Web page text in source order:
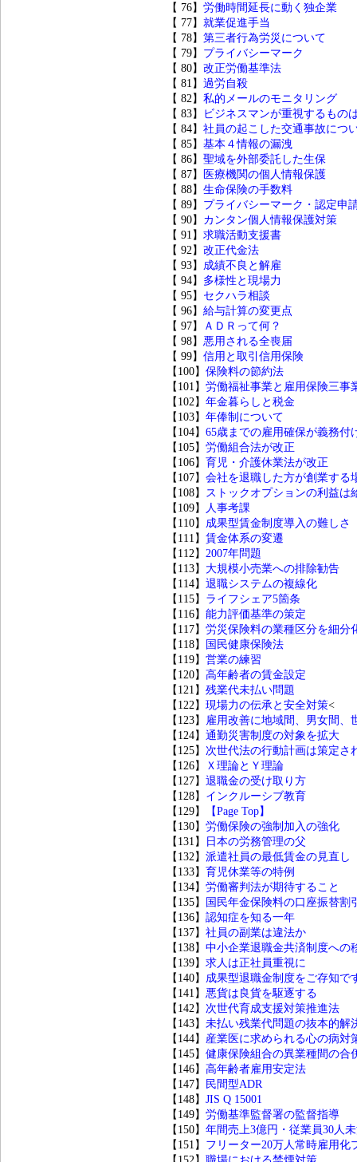
【 76】 労働時間延長に動く独企業
【 77】 就業促進手当
【 78】 第三者行為労災について
【 79】 プライバシーマーク
【 80】 改正労働基準法
【 81】 過労自殺
【 82】 私的メールのモニタリング
【 83】
ビジネスマンが重視するもの
【 84】 社員の起こした交通事故につ
【 85】 基本４情報の漏洩
【 86】 聖域を外部委託した生保
【 87】
医療機関の個人情報保護
【 88】 生命保険の手数料
【 89】 プライバシーマーク・認定申
【 90】 カンタン個人情報保護対策
【 91】 求職活動支援書
【 92】 改正代金法
【 93】 成績不良と解雇
【 94】 多様性と現場力
【 95】 セクハラ相談
【 96】 給与計算の変更点
【 97】
ＡＤＲって何？
【 98】 悪用される全喪届
【 99】 信用と取引信用保険
【100】 保険料の節約法
【101】 労働福祉事業と雇用保険三事
【102】 年金暮らしと税金
【103】 年俸制について
【104】 65歳までの雇用確保が義務付
【105】 労働組合法が改正
【106】 育児・介護休業法が改正
【107】 会社を退職した方が創業する
【108】
ストックオプションの利益は
【109】
人事考課
【110】 成果型賃金制度導入の難しさ
【111】 賃金体系の変遷
【112】 2007年問題
【113】 大規模小売業への排除勧告
【114】 退職システムの複線化
【115】 ライフシェア5箇条
【116】 能力評価基準の策定
【117】 労災保険料の業種区分を細分
【118】 国民健康保険法
【119】 営業の練習
【120】 高年齢者の賃金設定
【121】 残業代未払い問題
【122】 現場力の伝承と安全対策<
【123】
雇用改善に地域間、男女間、
【124】 通勤災害制度の対象を拡大
【125】 次世代法の行動計画は策定さ
【126】
Ｘ理論とＹ理論
【127】 退職金の受け取り方
【128】 インクルーシブ教育
【129】
【Page Top】
【130】 労働保険の強制加入の強化
【131】
日本の労務管理の父
【132】 派遣社員の最低賃金の見直し
【133】 育児休業等の特例
【134】 労働審判法が期待すること
【135】 国民年金保険料の口座振替割
【136】 認知症を知る一年
【137】 社員の副業は違法か
【138】 中小企業退職金共済制度への
【139】 求人は正社員重視に
【140】 成果型退職金制度をご存知で
【141】 悪貨は良貨を駆逐する
【142】 次世代育成支援対策推進法
【143】 未払い残業代問題の抜本的解
【144】 産業医に求められる心の病対
【145】 健康保険組合の異業種間の合
【146】 高年齢者雇用安定法
【147】
民間型ADR
【148】 JIS Q 15001
【149】 労働基準監督署の監督指導
【150】 年間売上3億円・従業員30人
【151】 フリーター20万人常時雇用化